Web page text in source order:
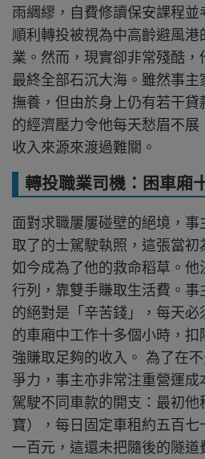
雨綢繆，自費修讀保安課程
順利轉投被視為中高齡避風
業。然而，現實卻非常殘酷
最終全部石沉大海。雖然事
撫養，但由於身上仍有若干
的經濟壓力令他每天愁眉不
收入來源來渡過難關。
轉投職業司機：困車廂
面對求職屢屢碰壁的絕境，
取了的士駕駛執照，這張當初
如今成為了他的救命稻草。
行列，靠雙手賺取生活費。
的絕對是「辛苦錢」，每天
的車廂中工作十多個小時，
強賺取足夠的收入。 為了在
爭力，事主亦非常注重營運
駕駛不同車款的開支：最初
寶），每日固定車租約五百
一百元，這還未把隨後的隧